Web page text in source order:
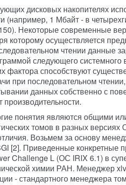
дисковых накопителях
(например, 1 Мбайт - в
Некоторые современные
которому осуществляется
чтении данные
следующего системного
фактора способствуют
при последовательном
данных собственно с
производительности.
понятия являются общими
томов в разных
Возьмем за основу
[2]. Приведенные
Challenge L (ОС IRIX 6.1) в
химии РАН. Менеджер
- стандартного менеджера